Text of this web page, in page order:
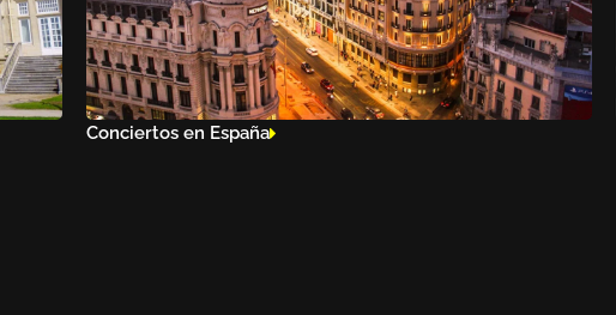
Conciertos en España